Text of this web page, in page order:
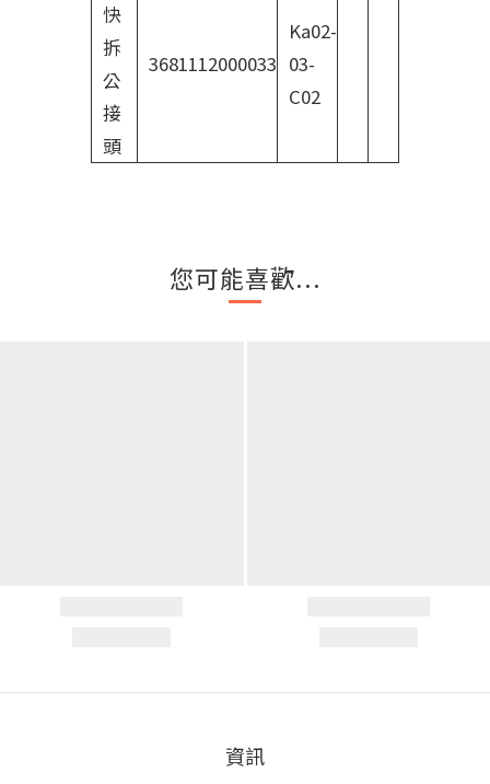
快
拆
公
接
頭
3681112000033
Ka02-
03-
C02
您可能喜歡...
資訊